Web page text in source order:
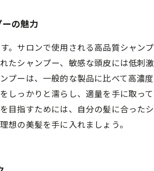
の魅力
。サロンで使用される高品質シャン
たシャンプー、敏感な頭皮には低刺
プーは、一般的な製品に比べて高濃
しっかりと濡らし、適量を手に取っ
目指すためには、自分の髪に合った
想の美髪を手に入れましょう。